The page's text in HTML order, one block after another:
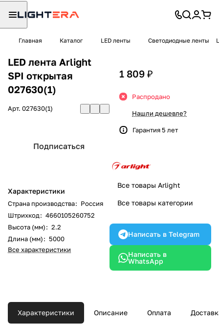
Главная Каталог LED ленты Светодиодные ленты
LED лента Arlight
SPI открытая
027630(1)
Арт. 027630(1)
Подписаться
Характеристики
Страна производства: Россия
Штрихкод: 4660105260752
Высота (мм): 2.2
Длина (мм): 5000
Все характеристики
1 809 ₽
Распродано
Нашли дешевле?
Гарантия 5 лет
Все товары Arlight
Все товары категории
Написать в Telegram
Написать в
WhatsApp
Характеристики Описание Оплата